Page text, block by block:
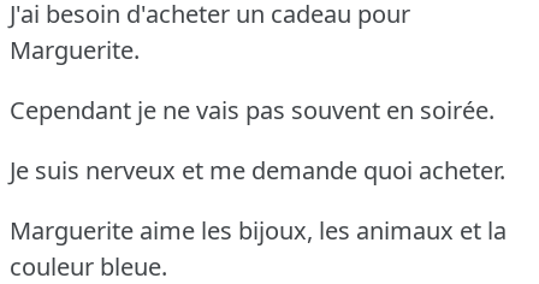
J'ai besoin d'acheter un cadeau pour
Marguerite.
Cependant je ne vais pas souvent en soirée.
Je suis nerveux et me demande quoi acheter.
Marguerite aime les bijoux, les animaux et la
couleur bleue.